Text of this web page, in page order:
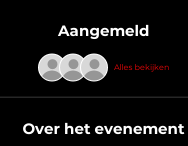
Aangemeld
Alles bekijken
Over het evenement